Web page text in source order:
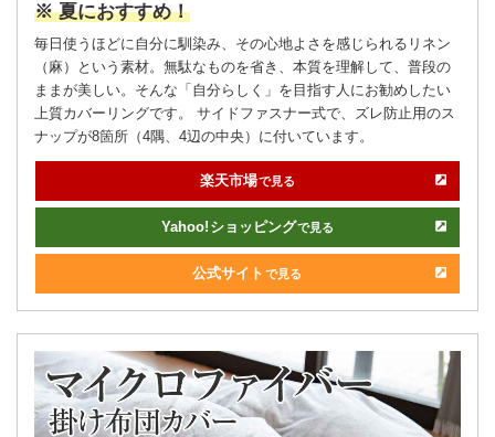
※ 夏におすすめ！
毎日使うほどに自分に馴染み、その心地よさを感じられるリネン
（麻）という素材。無駄なものを省き、本質を理解して、普段の
ままが美しい。そんな「自分らしく」を目指す人にお勧めしたい
上質カバーリングです。 サイドファスナー式で、ズレ防止用のス
ナップが8箇所（4隅、4辺の中央）に付いています。
楽天市場で見る
Yahoo! ショッピングで見る
公式サイト で見る